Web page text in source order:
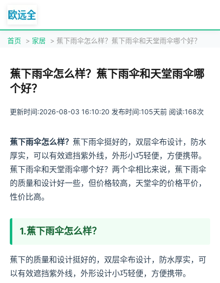
首页 > 家居 > 蕉下雨伞怎么样？蕉下雨伞和天堂雨伞哪个好？
蕉下雨伞怎么样？蕉下雨伞和天堂雨伞哪
个好？
更新时间:2026-08-03 16:10:20 发布时间:105天前 阅读:168次
蕉下雨伞怎么样？ 蕉下雨伞挺好的，双层伞布设计，防水
厚实，可以有效遮挡紫外线，外形小巧轻便，方便携带。
蕉下雨伞和天堂雨伞哪个好？两个伞相比来说，蕉下雨伞
的质量和设计好一些，但价格较高，天堂伞的价格平价，
性价比高。
1.蕉下雨伞怎么样？
蕉下的质量和设计挺好的，双层伞布设计，防水厚实，可
以有效遮挡紫外线，外形设计小巧轻便，方便携带。